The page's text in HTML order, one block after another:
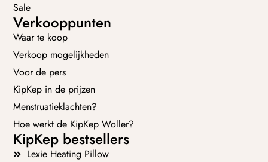
Sale
Verkooppunten
Waar te koop
Verkoop mogelijkheden
Voor de pers
KipKep in de prijzen
Menstruatieklachten?
Hoe werkt de KipKep Woller?
KipKep bestsellers
Lexie Heating Pillow